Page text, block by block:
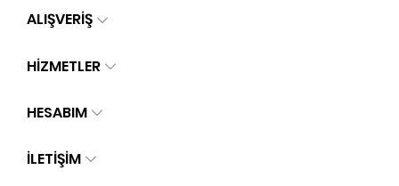
ALIŞVERİŞ
HİZMETLER
HESABIM
İLETIŞIM